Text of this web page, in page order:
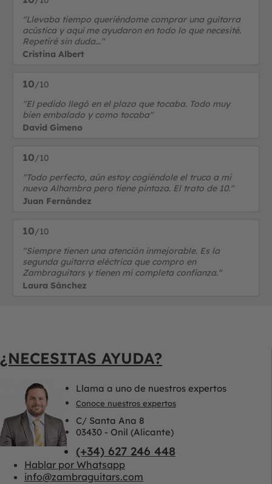
"Llevaba tiempo queriéndome comprar una guitarra
acústica y aquí me ayudaron en todo lo que necesité.
Repetiré sin duda..."
Cristina Albert
10/10
"El pedido llegó en el plazo que tocaba. Todo muy
bien embalado y como tocaba"
David Gimeno
10/10
"Todo perfecto, aún estoy cogiéndole el truco a mi
nueva Alhambra pero tiene pintaza. El trato de 10."
Juan Fernández
10/10
"Siempre tienen una atención inmejorable. Es la
segunda guitarra eléctrica que compro en
Zambraguitars y tienen mi completa confianza."
Laura Sánchez
¿NECESITAS AYUDA?
Llama a uno de nuestros expertos
Conoce nuestros expertos
C/ Santa Ana 8
03430 - Onil (Alicante)
(+34) 627 246 448
Hablar por Whatsapp
info@zambraguitars.com